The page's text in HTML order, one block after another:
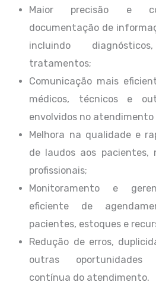
Maior precisão e
documentação de
incluindo
tratamentos;
Comunicação mais
médicos, técnicos e
envolvidos no atendimento
Melhora na qualidade e
de laudos aos pacientes,
profissionais;
Monitoramento e
eficiente de
pacientes, estoques e
Redução de erros,
outras oportunidades
contínua do atendimento.